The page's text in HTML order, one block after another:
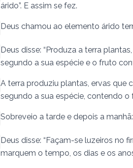
árido”. E assim se fez.
Deus chamou ao elemento árido
Deus disse: “Produza a terra
segundo a sua espécie e o fruto
A terra pro­duziu plantas, ervas que
segundo a sua espécie, contendo o
Sobreveio a tarde e depois a
Deus disse: “Façam-se luzeiros no
marquem o tempo, os dias e os